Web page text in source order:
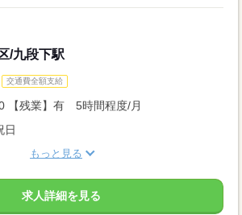
/九段下駅
交通費全額支給
【残業】有 5時間程度/月
日
もっと見る
求人詳細を見る